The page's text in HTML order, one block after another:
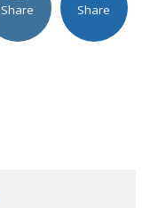
Share Share